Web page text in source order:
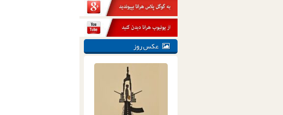
عکس روز